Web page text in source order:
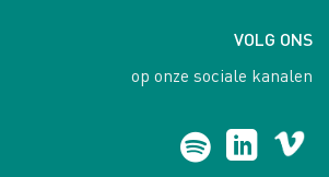
VOLG ONS
op onze sociale kanalen